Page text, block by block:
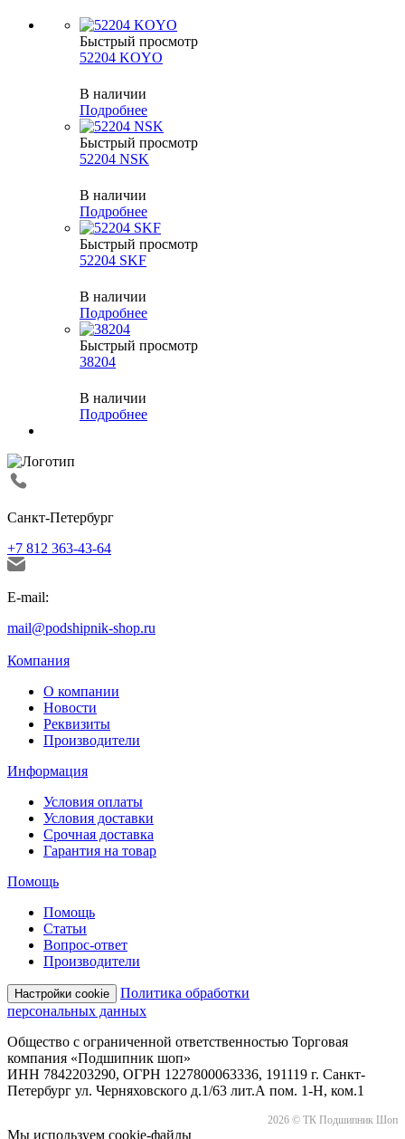
Быстрый просмотр
52204 KOYO
В наличии
Подробнее
Быстрый просмотр
52204 NSK
В наличии
Подробнее
Быстрый просмотр
52204 SKF
В наличии
Подробнее
Быстрый просмотр
38204
В наличии
Подробнее
Санкт-Петербург
+7 812 363-43-64
E-mail:
mail@podshipnik-shop.ru
Компания
О компании
Новости
Реквизиты
Производители
Информация
Условия оплаты
Условия доставки
Срочная доставка
Гарантия на товар
Помощь
Помощь
Статьи
Вопрос-ответ
Производители
Настройки cookie
Политика обработки
персональных данных
Общество с ограниченной ответственностью Торговая
компания «Подшипник шоп»
ИНН 7842203290, ОГРН 1227800063336, 191119 г. Санкт-
Петербург ул. Черняховского д.1/63 лит.А пом. 1-Н, ком.1
2026 © ТК Подшипник Шоп
Мы используем cookie-файлы